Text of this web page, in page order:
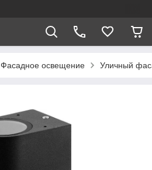
Фасадное освещение Уличный